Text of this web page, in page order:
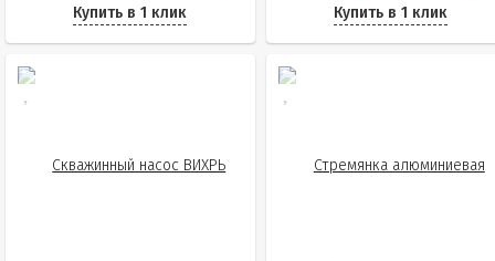
Купить в 1 клик Купить в 1 клик